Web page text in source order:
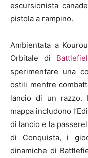
escursionista
pistola a rampino.
Ambientata a
Orbitale di
sperimentare una
ostili mentre
lancio di un razzo.
mappa includono
di lancio e la
di Conquista, i
dinamiche di